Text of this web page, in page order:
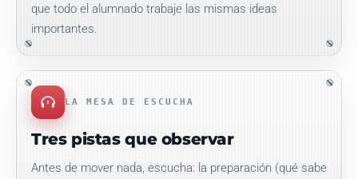
que todo el alumnado trabaje las mismas ideas
importantes.
LA MESA DE ESCUCHA
Tres pistas que observar
Antes de mover nada, escucha: la preparación (qué sabe